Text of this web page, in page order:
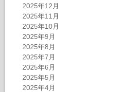
2025年12月
2025年11月
2025年10月
2025年9月
2025年8月
2025年7月
2025年6月
2025年5月
2025年4月